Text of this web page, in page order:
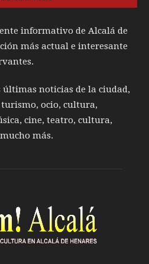
informativo de Alcalá de
más actual e interesante
últimas noticias de la ciudad,
ocio, cultura,
cine, teatro, cultura,
más.